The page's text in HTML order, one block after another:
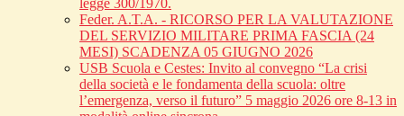
legge 300/1970.
Feder. A.T.A. - RICORSO PER LA VALUTAZIONE
DEL SERVIZIO MILITARE PRIMA FASCIA (24
MESI) SCADENZA 05 GIUGNO 2026
USB Scuola e Cestes: Invito al convegno “La crisi
della società e le fondamenta della scuola: oltre
l’emergenza, verso il futuro” 5 maggio 2026 ore 8-13 in